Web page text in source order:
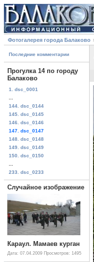
Фотогалерея города Балаково
Последние комментарии
Прогулка 14 по городу
Балаково
1. dsc_0001
144. dsc_0144
145. dsc_0145
146. dsc_0146
147. dsc_0147
148. dsc_0148
149. dsc_0149
150. dsc_0150
233. dsc_0233
Случайное изображение
Караул. Мамаев курган
Дата: 07.04.2009 Просмотров: 1495